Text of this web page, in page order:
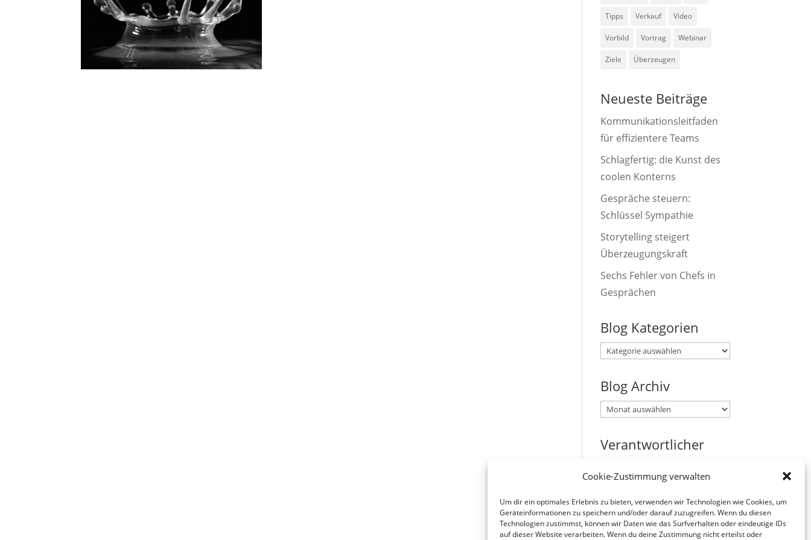
Cookie-Zustimmung verwalten
Um dir ein optimales Erlebnis zu bieten, verwenden wir Technologien wie Cookies, um
Geräteinformationen zu speichern und/oder darauf zuzugreifen. Wenn du diesen
Technologien zustimmst, können wir Daten wie das Surfverhalten oder eindeutige IDs
auf dieser Website verarbeiten. Wenn du deine Zustimmung nicht erteilst oder
Tipps Verkauf Video
Vorbild Vortrag Webinar
Ziele Überzeugen
Neueste Beiträge
Kommunikationsleitfaden
für effizientere Teams
Schlagfertig: die Kunst des
coolen Konterns
Gespräche steuern:
Schlüssel Sympathie
Storytelling steigert
Überzeugungskraft
Sechs Fehler von Chefs in
Gesprächen
Blog Kategorien
Blog
Blog Archiv
Blog
Verantwortlicher
Abs. 2 MStV:
Jürgen Zirbik, Eichenweg 53,
96149 Breitengüßbach